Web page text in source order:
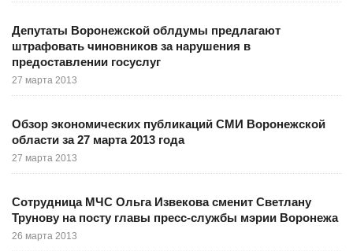
Депутаты Воронежской облдумы предлагают
штрафовать чиновников за нарушения в
предоставлении госуслуг
27 марта 2013
Обзор экономических публикаций СМИ Воронежской
области за 27 марта 2013 года
27 марта 2013
Сотрудница МЧС Ольга Извекова сменит Светлану
Трунову на посту главы пресс-службы мэрии Воронежа
26 марта 2013